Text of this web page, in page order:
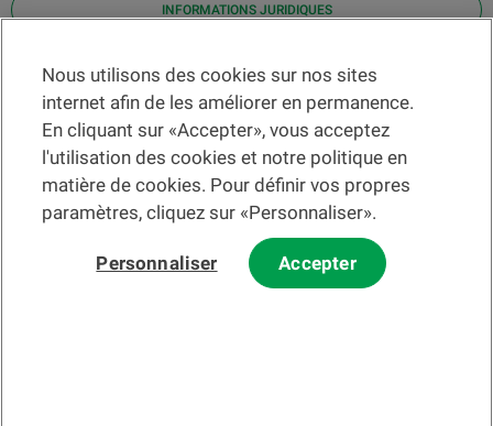
INFORMATIONS JURIDIQUES
Contact
Localiser une agence
Aide
Actualités
Taux de change
Nous utilisons des cookies sur nos sites
internet afin de les améliorer en permanence.
En cliquant sur «Accepter», vous acceptez
l'utilisation des cookies et notre politique en
matière de cookies. Pour définir vos propres
paramètres, cliquez sur «Personnaliser».
Personnaliser Accepter